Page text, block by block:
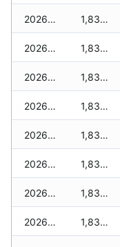
2026-05-18 1,830 zł
2026-05-17 1,830 zł
2026-05-16 1,830 zł
2026-05-15 1,830 zł
2026-05-14 1,830 zł
2026-05-13 1,830 zł
2026-05-12 1,830 zł
2026-05-09 1,830 zł